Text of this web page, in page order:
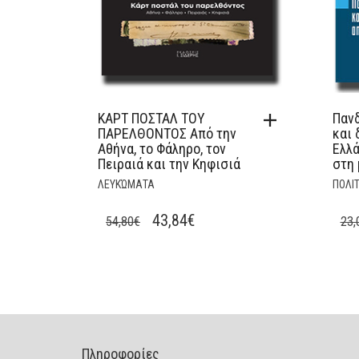
ΚΑΡΤ ΠΟΣΤΑΛ ΤΟΥ
ΠΑΡΕΛΘΟΝΤΟΣ Από την
Αθήνα, το Φάληρο, τον
Πειραιά και την Κηφισιά
ΛΕΥΚΏΜΑΤΑ
54,80€
ORIGINAL
43,84€CURRENT
και
στη
Πληροφορίες